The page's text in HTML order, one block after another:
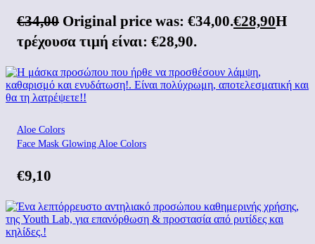
€34,00 Original price was: €34,00.€28,90Η
τρέχουσα τιμή είναι: €28,90.
Aloe Colors
Face Mask Glowing Aloe Colors
€9,10